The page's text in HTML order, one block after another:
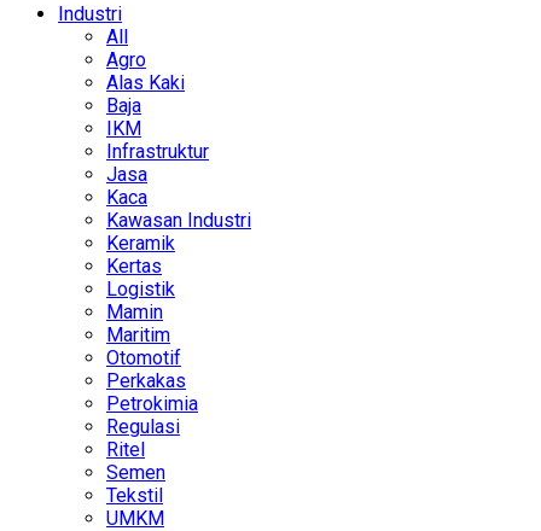
Industri
All
Agro
Alas Kaki
Baja
IKM
Infrastruktur
Jasa
Kaca
Kawasan Industri
Keramik
Kertas
Logistik
Mamin
Maritim
Otomotif
Perkakas
Petrokimia
Regulasi
Ritel
Semen
Tekstil
UMKM